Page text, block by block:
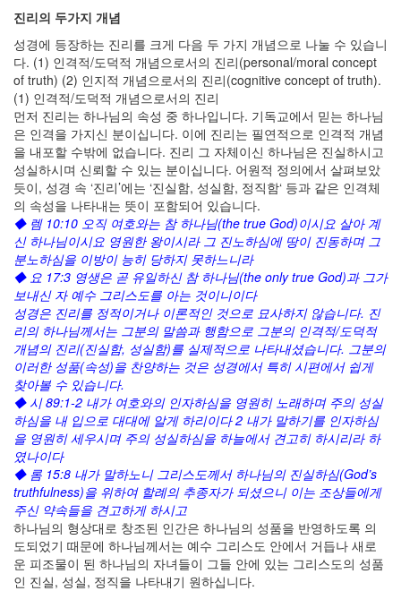
진리의 두가지 개념
성경에 등장하는 진리를 크게 다음 두 가지 개념으로 나눌 수 있습니
다. (1) 인격적/도덕적 개념으로서의 진리(personal/moral concept
of truth) (2) 인지적 개념으로서의 진리(cognitive concept of truth).
(1) 인격적/도덕적 개념으로서의 진리
먼저 진리는 하나님의 속성 중 하나입니다. 기독교에서 믿는 하나님
은 인격을 가지신 분이십니다. 이에 진리는 필연적으로 인격적 개념
을 내포할 수밖에 없습니다. 진리 그 자체이신 하나님은 진실하시고
성실하시며 신뢰할 수 있는 분이십니다. 어원적 정의에서 살펴보았
듯이, 성경 속 ‘진리’에는 ‘진실함, 성실함, 정직함‘ 등과 같은 인격체
의 속성을 나타내는 뜻이 포함되어 있습니다.
◆ 렘 10:10 오직 여호와는 참 하나님(the true God)이시요 살아 계
신 하나님이시요 영원한 왕이시라 그 진노하심에 땅이 진동하며 그
분노하심을 이방이 능히 당하지 못하느니라
◆ 요 17:3 영생은 곧 유일하신 참 하나님(the only true God)과 그가
보내신 자 예수 그리스도를 아는 것이니이다
성경은 진리를 정적이거나 이론적인 것으로 묘사하지 않습니다. 진
리의 하나님께서는 그분의 말씀과 행함으로 그분의 인격적/도덕적
개념의 진리(진실함, 성실함)를 실제적으로 나타내셨습니다. 그분의
이러한 성품(속성)을 찬양하는 것은 성경에서 특히 시편에서 쉽게
찾아볼 수 있습니다.
◆ 시 89:1-2 내가 여호와의 인자하심을 영원히 노래하며 주의 성실
하심을 내 입으로 대대에 알게 하리이다 2 내가 말하기를 인자하심
을 영원히 세우시며 주의 성실하심을 하늘에서 견고히 하시리라 하
였나이다
◆ 롬 15:8 내가 말하노니 그리스도께서 하나님의 진실하심(God’s
truthfulness)을 위하여 할례의 추종자가 되셨으니 이는 조상들에게
주신 약속들을 견고하게 하시고
하나님의 형상대로 창조된 인간은 하나님의 성품을 반영하도록 의
도되었기 때문에 하나님께서는 예수 그리스도 안에서 거듭나 새로
운 피조물이 된 하나님의 자녀들이 그들 안에 있는 그리스도의 성품
인 진실, 성실, 정직을 나타내기 원하십니다.